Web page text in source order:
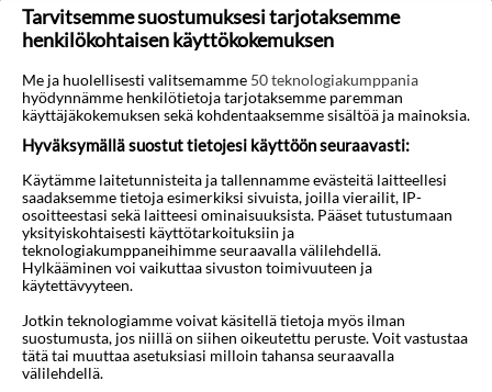
Matkoja ei löytynyt
Voit saada lisää tuloksia poistamalla alla olevat
Mihin 1 sijainti
Mistä 1 sijainti
Alin tähtiluokitus 3 tähteä
Tarvitsemme suostumuksesi tarjotaksemme
henkilökohtaisen käyttökokemuksen
Me ja huolellisesti valitsemamme 50 teknologiakumppania
hyödynnämme henkilötietoja tarjotaksemme paremman
käyttäjäkokemuksen sekä kohdentaaksemme sisältöä ja mainoksia.
Hyväksymällä suostut tietojesi käyttöön seuraavasti:
Käytämme laitetunnisteita ja tallennamme evästeitä laitteellesi
saadaksemme tietoja esimerkiksi sivuista, joilla vierailit, IP-
osoitteestasi sekä laitteesi ominaisuuksista. Pääset tutustumaan
yksityiskohtaisesti käyttötarkoituksiin ja
teknologiakumppaneihimme seuraavalla välilehdellä.
Hylkääminen voi vaikuttaa sivuston toimivuuteen ja
käytettävyyteen.
Jotkin teknologiamme voivat käsitellä tietoja myös ilman
suostumusta, jos niillä on siihen oikeutettu peruste. Voit vastustaa
tätä tai muuttaa asetuksiasi milloin tahansa seuraavalla
välilehdellä.